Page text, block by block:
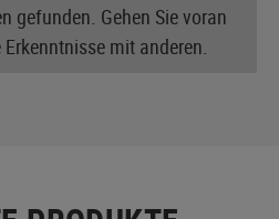
gefunden. Gehen Sie voran
mit anderen.